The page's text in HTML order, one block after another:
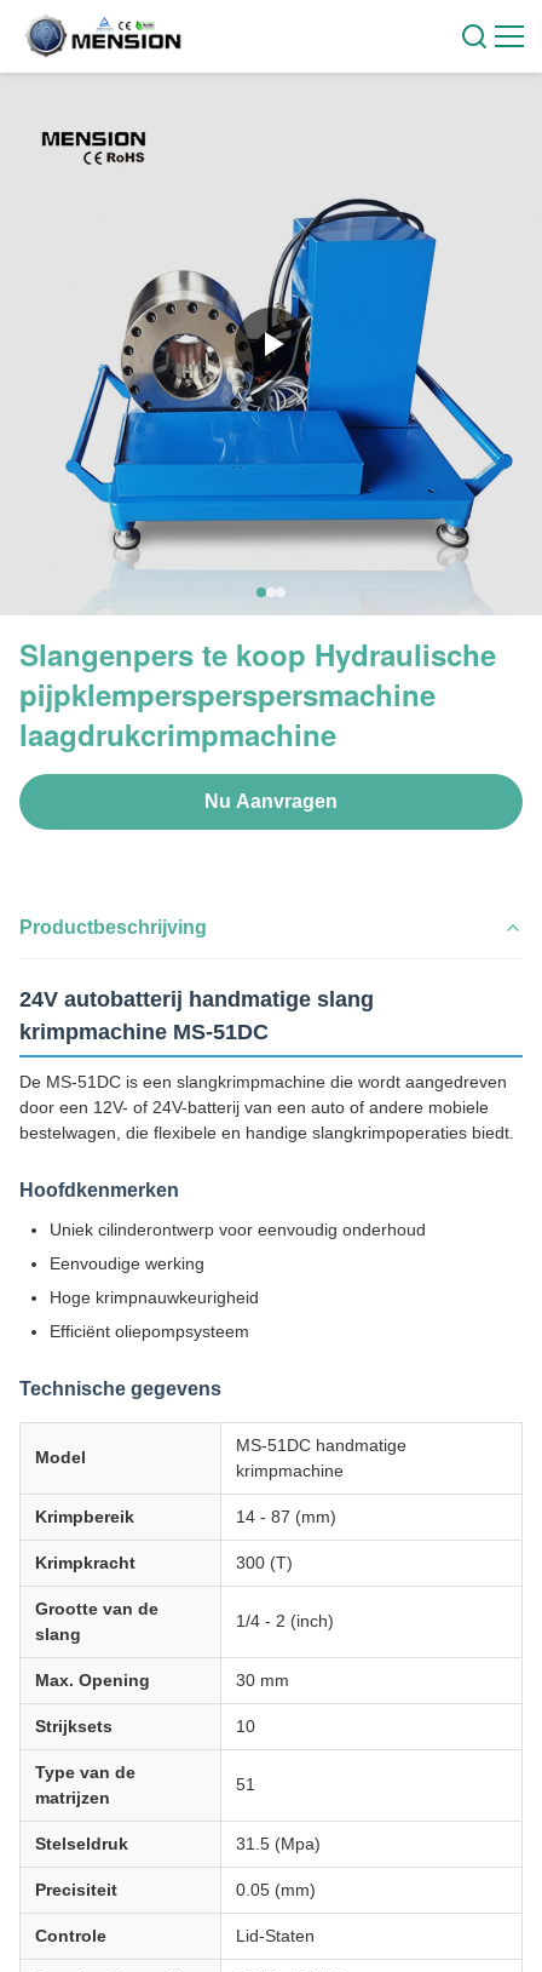
Slangenpers te koop Hydraulische
pijpklempersperspersmachine
laagdrukcrimpmachine
Nu Aanvragen
Productbeschrijving
24V autobatterij handmatige slang
krimpmachine MS-51DC
De MS-51DC is een slangkrimpmachine die wordt aangedreven
door een 12V- of 24V-batterij van een auto of andere mobiele
bestelwagen, die flexibele en handige slangkrimpoperaties biedt.
Hoofdkenmerken
Uniek cilinderontwerp voor eenvoudig onderhoud
Eenvoudige werking
Hoge krimpnauwkeurigheid
Efficiënt oliepompsysteem
Technische gegevens
Model
MS-51DC handmatige
krimpmachine
Krimpbereik 14 - 87 (mm)
Krimpkracht 300 (T)
Grootte van de
slang
1/4 - 2 (inch)
Max. Opening 30 mm
Strijksets 10
Type van de
matrijzen
51
Stelseldruk 31.5 (Mpa)
Precisiteit 0.05 (mm)
Controle Lid-Staten